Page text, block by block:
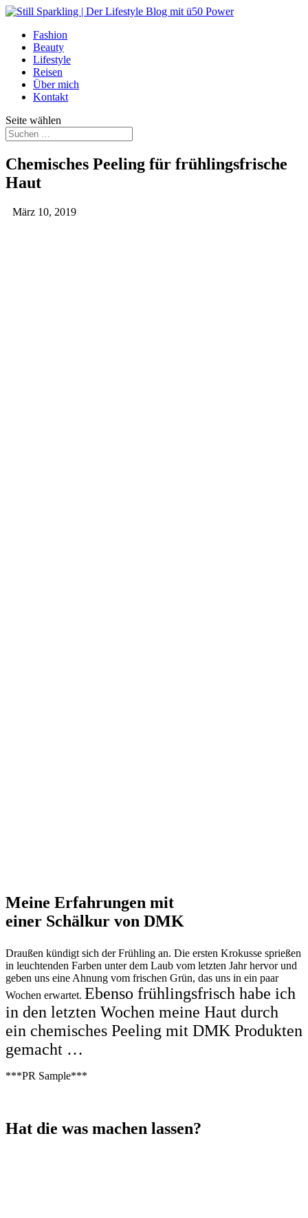
Fashion
Beauty
Lifestyle
Reisen
Über mich
Kontakt
Seite wählen
Chemisches Peeling für frühlingsfrische
Haut
März 10, 2019
Meine Erfahrungen mit
einer Schälkur von DMK
Draußen kündigt sich der Frühling an. Die ersten Krokusse sprießen
in leuchtenden Farben unter dem Laub vom letzten Jahr hervor und
geben uns eine Ahnung vom frischen Grün, das uns in ein paar
Wochen erwartet. Ebenso frühlingsfrisch habe ich
in den letzten Wochen meine Haut durch
ein chemisches Peeling mit DMK Produkten
gemacht …
***PR Sample***
Hat die was machen lassen?